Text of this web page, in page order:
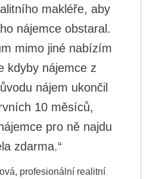
makléře, aby
nájemce obstaral.
mimo jiné nabízím
kdyby nájemce z
nájem ukončil
10 měsíců,
pro ně najdu
zdarma.“
profesionální realitní